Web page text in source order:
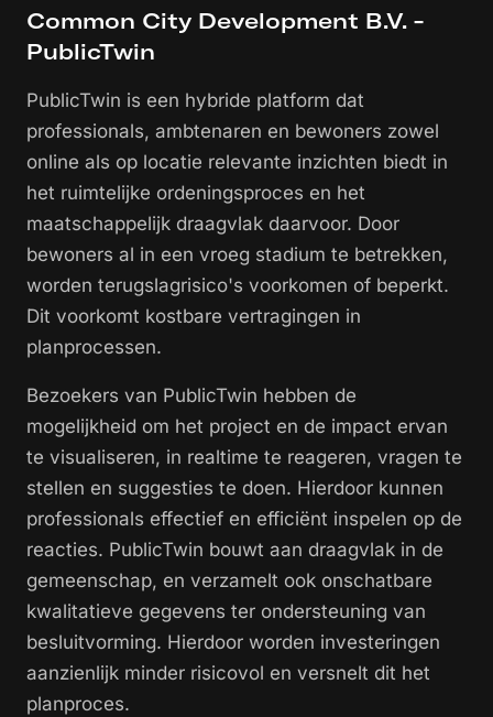
Common City Development B.V. -
PublicTwin
PublicTwin is een hybride platform dat
professionals, ambtenaren en bewoners zowel
online als op locatie relevante inzichten biedt in
het ruimtelijke ordeningsproces en het
maatschappelijk draagvlak daarvoor. Door
bewoners al in een vroeg stadium te betrekken,
worden terugslagrisico's voorkomen of beperkt.
Dit voorkomt kostbare vertragingen in
planprocessen.
Bezoekers van PublicTwin hebben de
mogelijkheid om het project en de impact ervan
te visualiseren, in realtime te reageren, vragen te
stellen en suggesties te doen. Hierdoor kunnen
professionals effectief en efficiënt inspelen op de
reacties. PublicTwin bouwt aan draagvlak in de
gemeenschap, en verzamelt ook onschatbare
kwalitatieve gegevens ter ondersteuning van
besluitvorming. Hierdoor worden investeringen
aanzienlijk minder risicovol en versnelt dit het
planproces.